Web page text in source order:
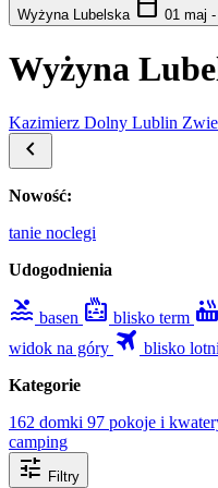
Wyżyna Lubelska calendar_today 01 maj
Wyżyna
Kazimierz Dolny Lublin
chevron_left
Nowość:
tanie noclegi
Udogodnienia
pool basen bath_public_large blisko term hot_tub
widok na góry travel blisko
Kategorie
162 domki 97 pokoje i
camping
tune Filtry